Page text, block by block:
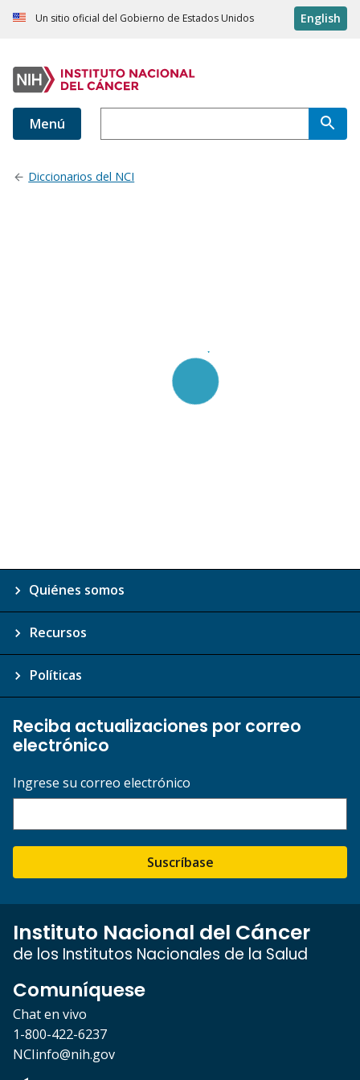
Un sitio oficial del Gobierno de Estados Unidos English
Menú
Diccionarios del NCI
Quiénes somos
Recursos
Políticas
Reciba actualizaciones por correo
electrónico
Ingrese su correo electrónico
Suscríbase
Instituto Nacional del Cáncer
de los Institutos Nacionales de la Salud
Comuníquese
Chat en vivo
1-800-422-6237
NCIinfo@nih.gov